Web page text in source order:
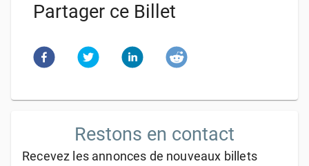
Partager ce Billet
Restons en contact
Recevez les annonces de nouveaux billets